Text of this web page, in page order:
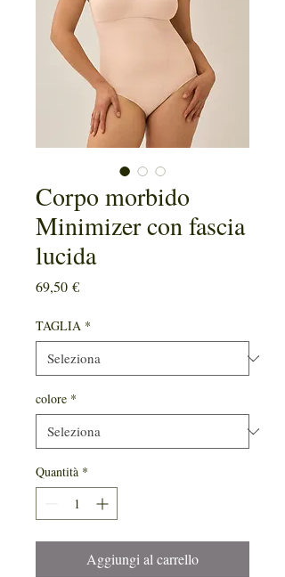
Corpo morbido
Minimizer con fascia
lucida
69,50 €Prezzo
TAGLIA *
colore *
Quantità *
Aggiungi al carrello